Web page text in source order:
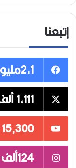
إتبعنا
2,1مليون
1,111 ألف
15٬300
124ألف